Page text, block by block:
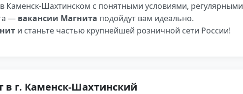
Каменск-Шахтинском с понятными условиями, регулярными
— вакансии Магнита подойдут вам идеально.
и станьте частью крупнейшей розничной сети России!
в г. Каменск-Шахтинский